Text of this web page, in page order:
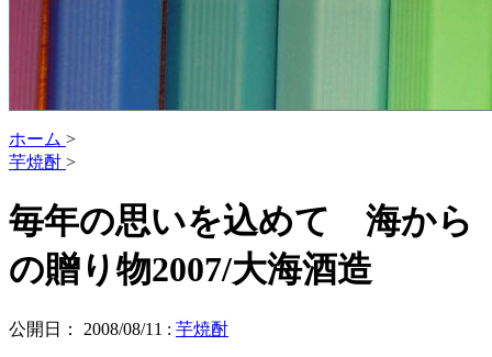
ホーム >
芋焼酎 >
毎年の思いを込めて 海から
の贈り物2007/大海酒造
公開日： 2008/08/11 : 芋焼酎